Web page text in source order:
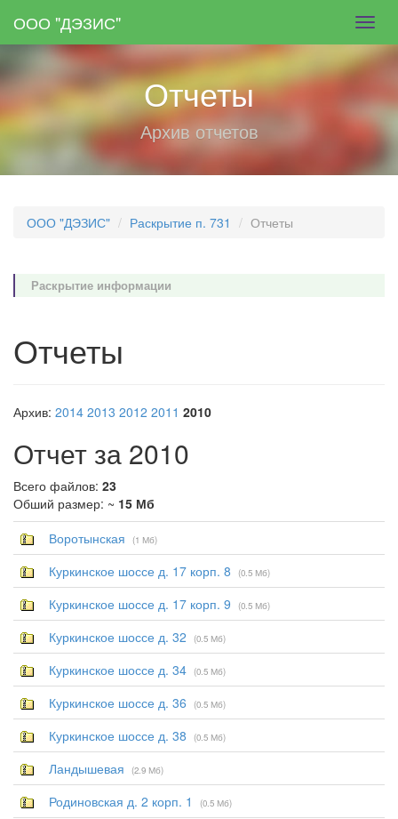
main
ООО "ДЭЗИС"
Отчеты
Архив отчетов
ООО "ДЭЗИС" Раскрытие п. 731 Отчеты
Раскрытие информации
Отчеты
Архив: 2014 2013 2012 2011 2010
Отчет за 2010
Всего файлов: 23
Обший размер: ~ 15 Мб
Воротынская
(1 Мб)
Куркинское шоссе д. 17 корп. 8 (0.5 Мб)
Куркинское шоссе д. 17 корп. 9 (0.5 Мб)
Куркинское шоссе д. 32 (0.5 Мб)
Куркинское шоссе д. 34 (0.5 Мб)
Куркинское шоссе д. 36 (0.5 Мб)
Куркинское шоссе д. 38 (0.5 Мб)
Ландышевая (2.9 Мб)
Родиновская д. 2 корп. 1 (0.5 Мб)